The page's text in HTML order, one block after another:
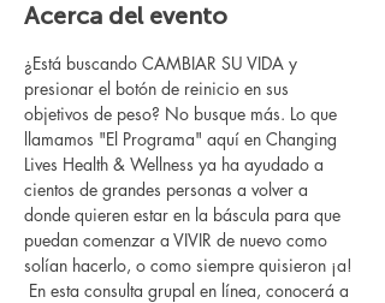
Acerca del evento
¿Está buscando CAMBIAR SU VIDA y
presionar el botón de reinicio en sus
objetivos de peso? No busque más. Lo que
llamamos "El Programa" aquí en Changing
Lives Health & Wellness ya ha ayudado a
cientos de grandes personas a volver a
donde quieren estar en la báscula para que
puedan comenzar a VIVIR de nuevo como
solían hacerlo, o como siempre quisieron ¡a!